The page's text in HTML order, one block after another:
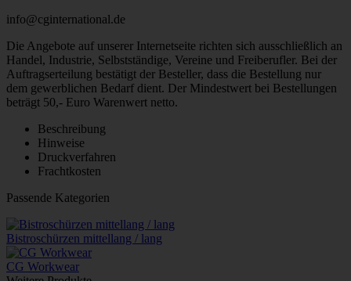
info@cginternational.de
Die Angebote auf unserer Internetseite richten sich ausschließlich an
Handel, Industrie, Selbstständige, Vereine und Freiberufler. Bei der
Auftragserteilung bestätigt der Besteller, dass die Bestellung nur
dem gewerblichen Bedarf dient. Der Mindestwert bei Bestellungen
beträgt 50,- Euro Warenwert netto.
Beschreibung
Hinweise
Druckverfahren
Frachtkosten
Passende Kategorien
Bistroschürzen mittellang / lang
CG Workwear